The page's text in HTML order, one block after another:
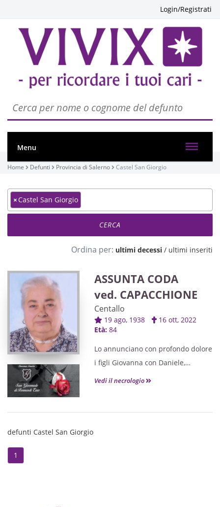
Login/Registrati
Menu
Home Defunti Provincia di Salerno Castel San Giorgio
×Castel San Giorgio
Ordina per: ultimi decessi / ultimi inseriti
ASSUNTA CODA
ved. CAPACCHIONE
Centallo
19 ago, 1938
16 ott, 2022
Età: 84
Lo annunciano con profondo dolore
i figli Giovanna con Daniele,
Vincenzo con Antonella, Tiziano, gli
Vedi il necrologio
defunti Castel San Giorgio
1